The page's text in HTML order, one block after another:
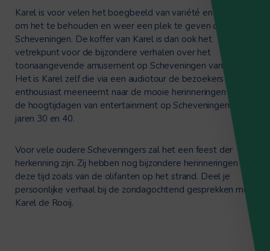
Karel is voor velen het boegbeeld van variété en zet zich in
om het te behouden en weer een plek te geven op
Scheveningen. De koffer van Karel is dan ook het
vetrekpunt voor de bijzondere verhalen over het
toonaangevende amusement op Scheveningen van toen.
Het is Karel zelf die via een audiotour de bezoekers
enthousiast meeneemt naar de mooie herinneringen van
de hoogtijdagen van entertainment op Scheveningen in de
jaren 30 en 40.
Voor vele oudere Scheveningers zal het een feest der
herkenning zijn. Zij hebben nog bijzondere herinneringen aan
deze tijd zoals van de olifanten op het strand. Deel je
persoonlijke verhaal bij de zondagochtend gesprekken met
Karel de Rooij.